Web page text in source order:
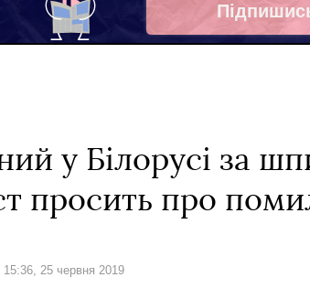
Telegram
у Білорусі за
просить про
Дата:
15:36, 25 червня 2019